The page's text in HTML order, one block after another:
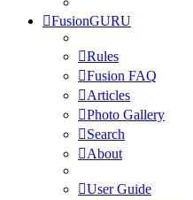
FusionGURU
Rules
Fusion FAQ
Articles
Photo Gallery
Search
About
User Guide